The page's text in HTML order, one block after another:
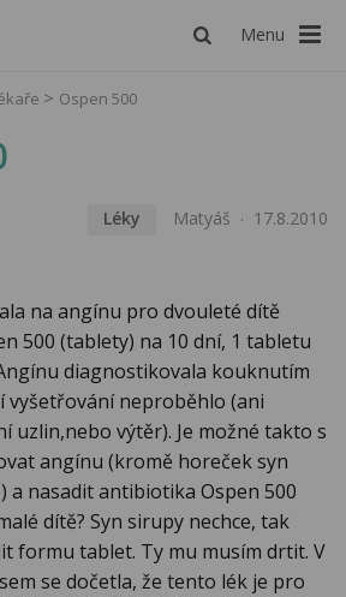
Menu
Ospen 500
Léky Matyáš 17.8.2010
na angínu pro dvouleté dítě
500 (tablety) na 10 dní, 1 tabletu
diagnostikovala kouknutím
vyšetřování neproběhlo (ani
uzlin,nebo výtěr). Je možné takto s
angínu (kromě horeček syn
a nasadit antibiotika Ospen 500
dítě? Syn sirupy nechce, tak
formu tablet. Ty mu musím drtit. V
se dočetla, že tento lék je pro